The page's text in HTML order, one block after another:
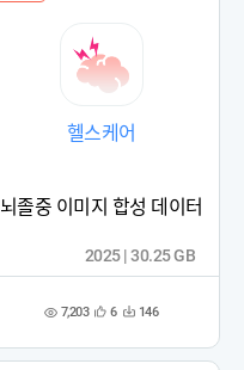
헬스케어
뇌졸중 이미지 합성 데이터
조 7,203 관
록
6 다 146
2025 | 30.25 GB